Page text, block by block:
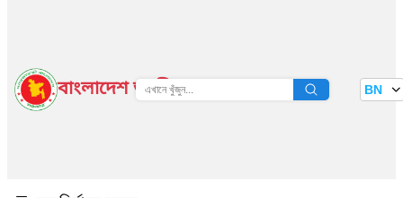
বাংলাদেশ জাতীয় তথ্য বাতায়ন BN